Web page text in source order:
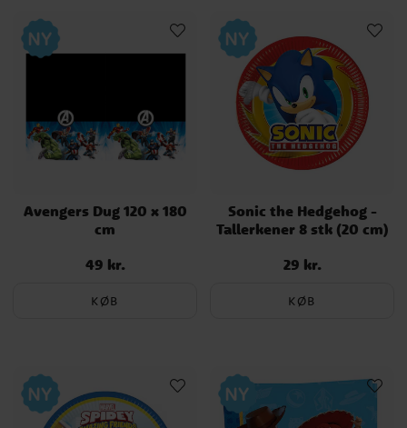
Avengers Dug 120 x 180
cm
Pris: 49 kr.
49 kr.
KØB
Sonic the Hedgehog -
Tallerkener 8 stk (20 cm)
Pris: 29 kr.
29 kr.
KØB